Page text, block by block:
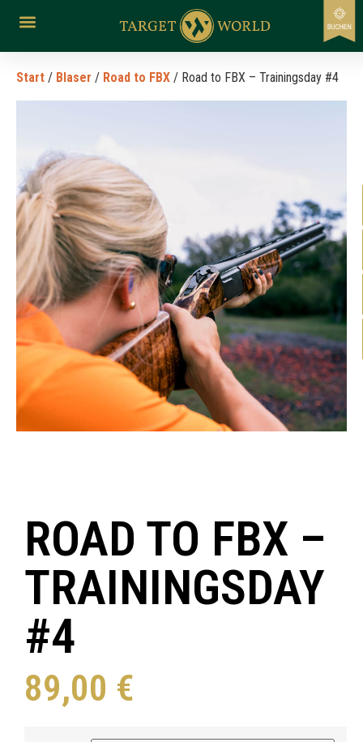
Start / Blaser / Road to FBX / Road to FBX – Trainingsday #4
ROAD TO FBX –
TRAININGSDAY
#4
89,00 €